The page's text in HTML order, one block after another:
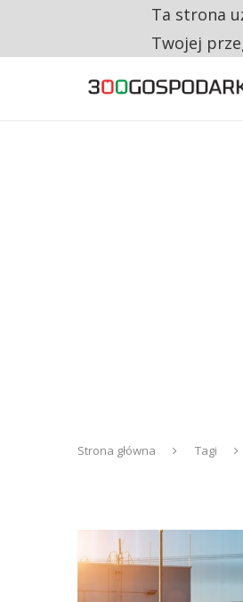
TRZECH NA
Strona główna Tagi
Ta strona
Twojej